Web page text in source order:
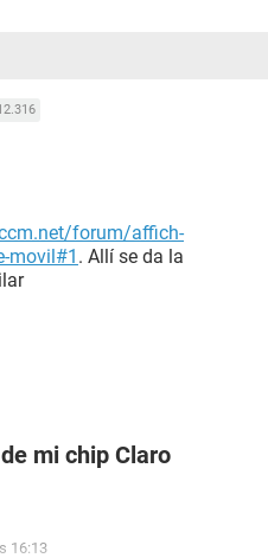
forum/affich-
movil#1 . Allí se da la
mi chip Claro
16:13